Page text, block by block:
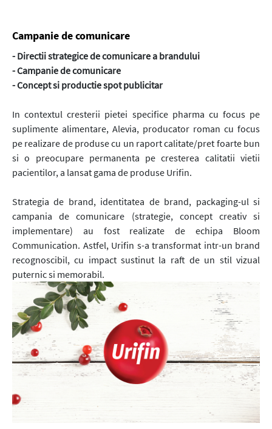
Campanie de comunicare
- Directii strategice de comunicare a brandului
- Campanie de comunicare
- Concept si productie spot publicitar
In contextul cresterii pietei specifice pharma cu focus pe
suplimente alimentare, Alevia, producator roman cu focus
pe realizare de produse cu un raport calitate/pret foarte bun
si o preocupare permanenta pe cresterea calitatii vietii
pacientilor, a lansat gama de produse Urifin.
Strategia de brand, identitatea de brand, packaging-ul si
campania de comunicare (strategie, concept creativ si
implementare) au fost realizate de echipa Bloom
Communication. Astfel, Urifin s-a transformat intr-un brand
recognoscibil, cu impact sustinut la raft de un stil vizual
puternic si memorabil.